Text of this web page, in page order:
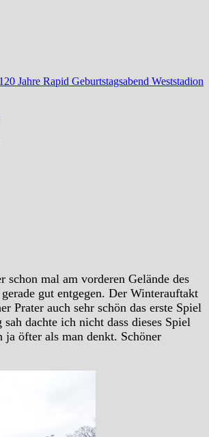
Jahre Rapid Geburtstagsabend Weststadion
mal am vorderen Gelände des
gut entgegen. Der Winterauftakt
Prater auch sehr schön das erste Spiel
dachte ich nicht dass dieses Spiel
öfter als man denkt. Schöner